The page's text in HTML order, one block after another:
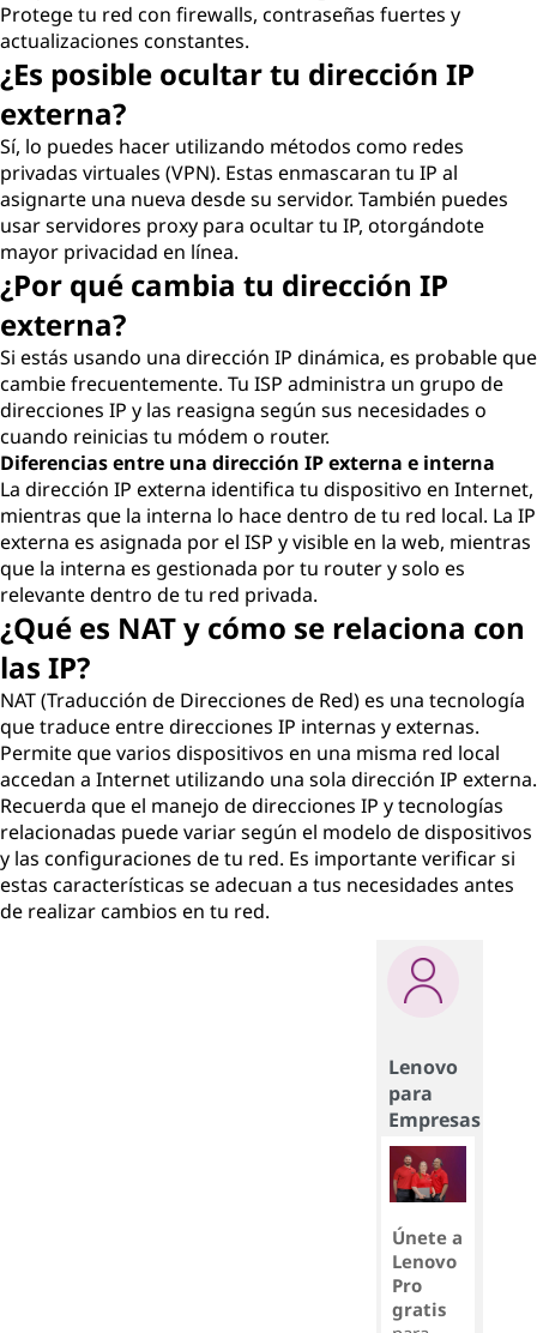
Protege tu red con firewalls, contraseñas fuertes y
actualizaciones constantes.
¿Es posible ocultar tu dirección IP
externa?
Sí, lo puedes hacer utilizando métodos como redes
privadas virtuales (VPN). Estas enmascaran tu IP al
asignarte una nueva desde su servidor. También puedes
usar servidores proxy para ocultar tu IP, otorgándote
mayor privacidad en línea.
¿Por qué cambia tu dirección IP
externa?
Si estás usando una dirección IP dinámica, es probable que
cambie frecuentemente. Tu ISP administra un grupo de
direcciones IP y las reasigna según sus necesidades o
cuando reinicias tu módem o router.
Diferencias entre una dirección IP externa e interna
La dirección IP externa identifica tu dispositivo en Internet,
mientras que la interna lo hace dentro de tu red local. La IP
externa es asignada por el ISP y visible en la web, mientras
que la interna es gestionada por tu router y solo es
relevante dentro de tu red privada.
¿Qué es NAT y cómo se relaciona con
las IP?
NAT (Traducción de Direcciones de Red) es una tecnología
que traduce entre direcciones IP internas y externas.
Permite que varios dispositivos en una misma red local
accedan a Internet utilizando una sola dirección IP externa.
Recuerda que el manejo de direcciones IP y tecnologías
relacionadas puede variar según el modelo de dispositivos
y las configuraciones de tu red. Es importante verificar si
estas características se adecuan a tus necesidades antes
de realizar cambios en tu red.
Lenovo
para
Empresas
Únete a
Lenovo
Pro
gratis